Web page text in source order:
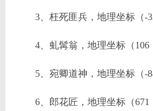
3、枉死匪兵，地理坐标（-
4、虬髯翁，地理坐标（106
5、宛卿道神，地理坐标（-
6、郎花匠，地理坐标（671